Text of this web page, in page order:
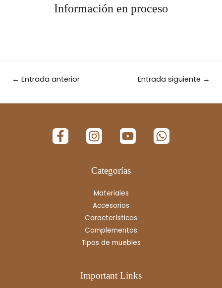
Información en proceso
← Entrada anterior Entrada siguiente →
Categorías
Materiales
Accesorios
Características
Complementos
Tipos de muebles
Important Links